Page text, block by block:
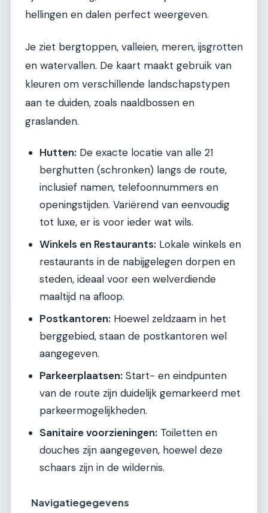
hellingen en dalen perfect weergeven.
Je ziet bergtoppen, valleien, meren, ijsgrotten
en watervallen. De kaart maakt gebruik van
kleuren om verschillende landschapstypen
aan te duiden, zoals naaldbossen en
graslanden.
Hutten: De exacte locatie van alle 21
berghutten (schronken) langs de route,
inclusief namen, telefoonnummers en
openingstijden. Variërend van eenvoudig
tot luxe, er is voor ieder wat wils.
Winkels en Restaurants: Lokale winkels en
restaurants in de nabijgelegen dorpen en
steden, ideaal voor een welverdiende
maaltijd na afloop.
Postkantoren: Hoewel zeldzaam in het
berggebied, staan de postkantoren wel
aangegeven.
Parkeerplaatsen: Start- en eindpunten
van de route zijn duidelijk gemarkeerd met
parkeermogelijkheden.
Sanitaire voorzieningen: Toiletten en
douches zijn aangegeven, hoewel deze
schaars zijn in de wildernis.
Navigatiegegevens